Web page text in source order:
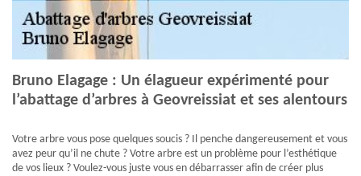
Bruno Elagage : Un élagueur expérimenté pour
l’abattage d’arbres à Geovreissiat et ses alentours
Votre arbre vous pose quelques soucis ? Il penche dangereusement et vous
avez peur qu’il ne chute ? Votre arbre est un problème pour l’esthétique
de vos lieux ? Voulez-vous juste vous en débarrasser afin de créer plus